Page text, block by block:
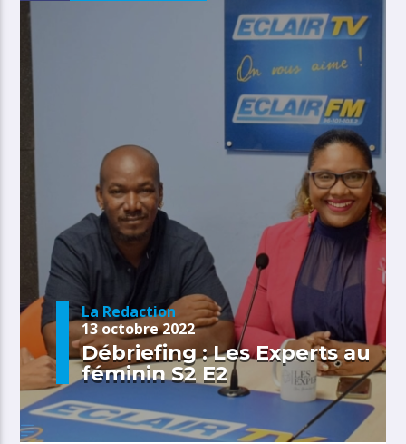
La Redaction
13 octobre 2022
Débriefing : Les Experts au
féminin S2 E2